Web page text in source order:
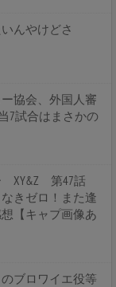
んやけどさ
ー協会、外国人審
7試合はまさかの
XY&Z 第47話
なきゼロ！また逢
【キャプ画像あ
のブロワイエ役等